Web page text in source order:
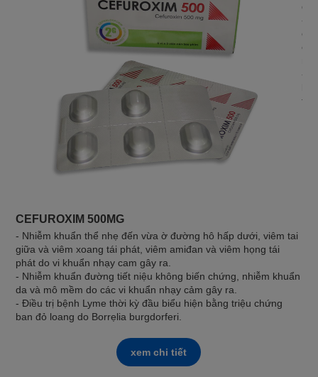
CEFUROXIM 500MG
- Nhiễm khuẩn thể nhẹ đến vừa ờ đường hô hấp dưới, viêm tai
giữa và viêm xoang tái phát, viêm amiđan và viêm họng tái
phát do vi khuẩn nhạy cam gây ra.
- Nhiễm khuẩn đường tiết niệu không biến chứng, nhiễm khuẩn
da và mô mềm do các vi khuẩn nhạy cảm gây ra.
- Điều trị bệnh Lyme thời kỳ đầu biểu hiện bằng triệu chứng
ban đỏ loang do Borrẹlia burgdorferi.
xem chi tiết
-
-